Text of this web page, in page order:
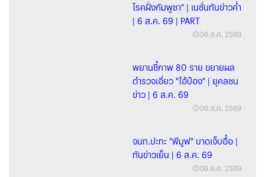
โรคฝั่งกัมพูชา" | เนชั่นทันข่าวค่ำ
| 6 ส.ค. 69 | PART
06 ส.ค. 2569
พยานชี้ภาพ 80 ราย ขยายผล
ตำรวจเอี่ยว "ไอ้ป๋อง" | ยุคลชน
ข่าว | 6 ส.ค. 69
06 ส.ค. 2569
จนท.ปะทะ "พีมูฟ" บาดเจ็บอื้อ |
ทันข่าวเย็น | 6 ส.ค. 69
06 ส.ค. 2569